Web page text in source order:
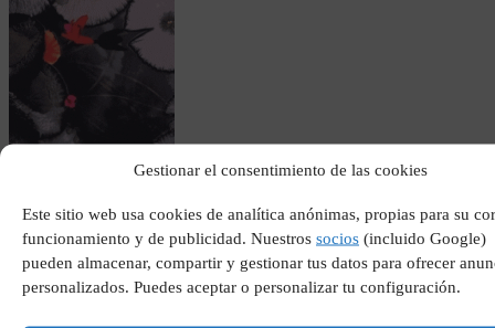
Gestionar el consentimiento de las cookies
Este sitio web usa cookies de analítica anónimas, propias para su
funcionamiento y de publicidad. Nuestros socios (incluido Google)
pueden almacenar, compartir y gestionar tus datos para ofrecer
personalizados. Puedes aceptar o personalizar tu configuración.